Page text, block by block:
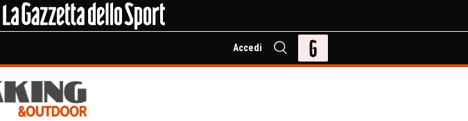
Accedi